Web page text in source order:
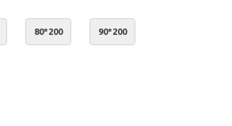
80*200 90*200